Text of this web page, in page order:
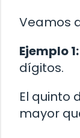
Veamos
Ejemplo 1:
dígitos.
El quinto
mayor